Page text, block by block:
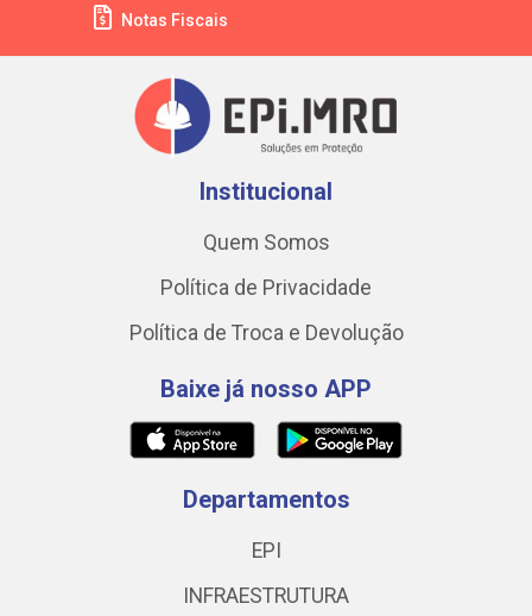
Notas Fiscais
Institucional
Quem Somos
Política de Privacidade
Política de Troca e Devolução
Baixe já nosso APP
Departamentos
EPI
INFRAESTRUTURA